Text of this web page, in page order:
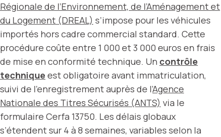
Régionale de l’Environnement, de l’Aménagement et
du Logement (DREAL) s’impose pour les véhicules
importés hors cadre commercial standard. Cette
procédure coûte entre 1 000 et 3 000 euros en frais
de mise en conformité technique. Un contrôle
technique est obligatoire avant immatriculation,
suivi de l’enregistrement auprès de l’Agence
Nationale des Titres Sécurisés (ANTS) via le
formulaire Cerfa 13750. Les délais globaux
s’étendent sur 4 à 8 semaines, variables selon la